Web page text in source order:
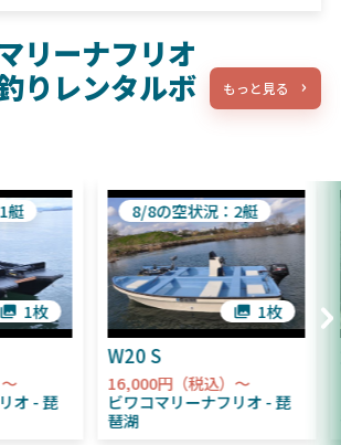
リーナフリオ
りレンタルボ
もっと見る
オ 琵
艇
1枚
W20 S
16,000円（税込）～
ビワコマリーナフリオ 琵
琶湖
8/8の空状況：2艇
1枚